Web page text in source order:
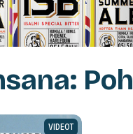
VIDEOT